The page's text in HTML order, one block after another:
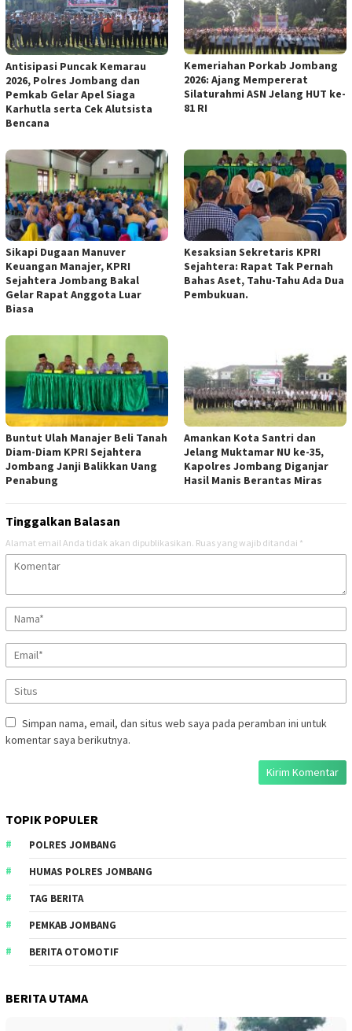
Antisipasi Puncak Kemarau
2026, Polres Jombang dan
Pemkab Gelar Apel Siaga
Karhutla serta Cek Alutsista
Bencana
Kemeriahan Porkab Jombang
2026: Ajang Mempererat
Silaturahmi ASN Jelang HUT ke-
81 RI
Sikapi Dugaan Manuver
Keuangan Manajer, KPRI
Sejahtera Jombang Bakal
Gelar Rapat Anggota Luar
Biasa
Kesaksian Sekretaris KPRI
Sejahtera: Rapat Tak Pernah
Bahas Aset, Tahu-Tahu Ada Dua
Pembukuan.
Buntut Ulah Manajer Beli Tanah
Diam-Diam KPRI Sejahtera
Jombang Janji Balikkan Uang
Penabung
Amankan Kota Santri dan
Jelang Muktamar NU ke-35,
Kapolres Jombang Diganjar
Hasil Manis Berantas Miras
Tinggalkan Balasan
Alamat email Anda tidak akan dipublikasikan. Ruas yang wajib ditandai *
Simpan nama, email, dan situs web saya pada peramban ini untuk
komentar saya berikutnya.
TOPIK POPULER
POLRES JOMBANG
HUMAS POLRES JOMBANG
TAG BERITA
PEMKAB JOMBANG
BERITA OTOMOTIF
BERITA UTAMA